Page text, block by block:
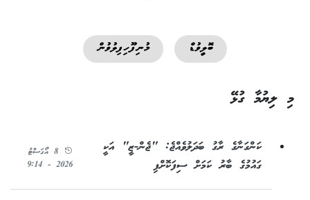
ބޮލީވުޑް މުނިފޫހިފިލުވުން
މި ލިޔުމާ ގުޅޭ
ކަންގަނާގެ ރާގު ބަދަލުވެއްޖެ: "ޖެން-ޒީ" އަކީ
ގައުމުގެ ބާރު ކަމަށް ސިފަކޮށްފި
8 އޯގަސްޓު
2026 - 9:14